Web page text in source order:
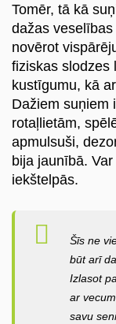
en
Tomēr, tā kā
dažas
novērot
fiziskas slodzes
kustīgumu, kā
Dažiem suņiem
rotaļlietām,
apmulsuši,
bija jaunībā.
iekštelpās.
Šīs ne
būt arī
Izlasot
ar
savu